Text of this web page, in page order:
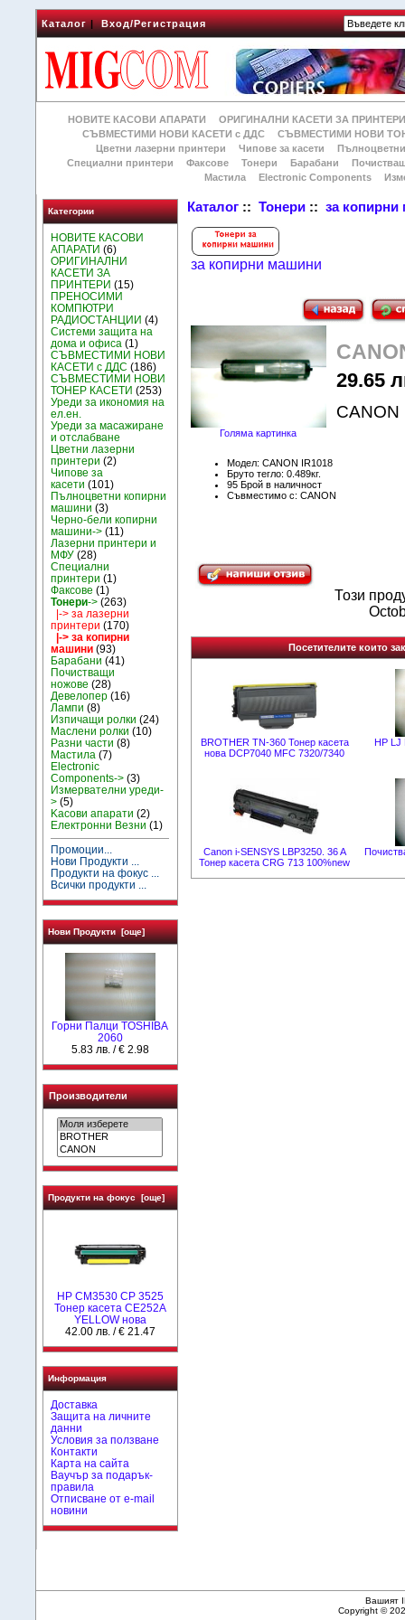
Каталог|Вход/Регистрация
НОВИТЕ КАСОВИ АПАРАТИ
ОРИГИНАЛНИ КАСЕТИ ЗА
СЪВМЕСТИМИ НОВИ КАСЕТИ с ДДС
СЪВМЕСТИМИ НОВИ
Цветни лазерни принтери
Чипове за касети
Специални принтери
Факсове Тонери Барабани
Мастила
Electronic Components
Категории
НОВИТЕ КАСОВИ
АПАРАТИ (6)
ОРИГИНАЛНИ
КАСЕТИ ЗА
ПРИНТЕРИ (15)
ПРЕНОСИМИ
КОМПЮТРИ
РАДИОСТАНЦИИ (4)
Системи защита на
дома и офиса (1)
СЪВМЕСТИМИ НОВИ
КАСЕТИ с ДДС (186)
СЪВМЕСТИМИ НОВИ
ТОНЕР КАСЕТИ (253)
Уреди за икономия на
ел.ен.
Уреди за масажиране
и отслабване
Цветни лазерни
принтери (2)
Чипове за
касети (101)
Пълноцветни копирни
машини (3)
Черно-бели копирни
машини-> (11)
Лазерни принтери и
МФУ (28)
Специални
принтери (1)
Факсове (1)
Тонери-> (263)
|-> за лазерни
принтери (170)
|-> за копирни
машини (93)
Барабани (41)
Почистващи
ножове (28)
Девелопер (16)
Лампи (8)
Изпичащи ролки (24)
Маслени ролки (10)
Разни части (8)
Мастила (7)
Electronic
Components-> (3)
Измервателни уреди-
> (5)
Kасови апарати (2)
Електронни Везни (1)
Промоции...
Нови Продукти ...
Продукти на фокус ...
Всички продукти ...
Нови Продукти [още]
Горни Палци TOSHIBA
2060
5.83 лв. / € 2.98
Производители
Продукти на фокус [още]
HP CM3530 CP 3525
Тонер касета CE252A
YELLOW нова
42.00 лв. / € 21.47
Информация
Доставка
Защита на личните
данни
Условия за ползване
Контакти
Карта на сайта
Ваучър за подарък-
правила
Отписване от e-mail
новини
Каталог ::Тонери ::за
за копирни машини
Голяма картинка
29.65
CANON
Модел: CANON IR1018
Бруто тегло: 0.489кг.
95 Брой в наличност
Съвместимо с: CANON
Този
Посетителите които
BROTHER TN-360 Тонер касета
нова DCP7040 MFC 7320/7340
HP LJ
Canon i-SENSYS LBP3250. 36 A
Тонер касета CRG 713 100%new
Вашият
Copyright ©